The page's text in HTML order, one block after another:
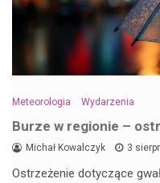
Meteorologia Wydarzenia
Burze w regionie –
Michał Kowalczyk 3
Ostrzeżenie dotyczące